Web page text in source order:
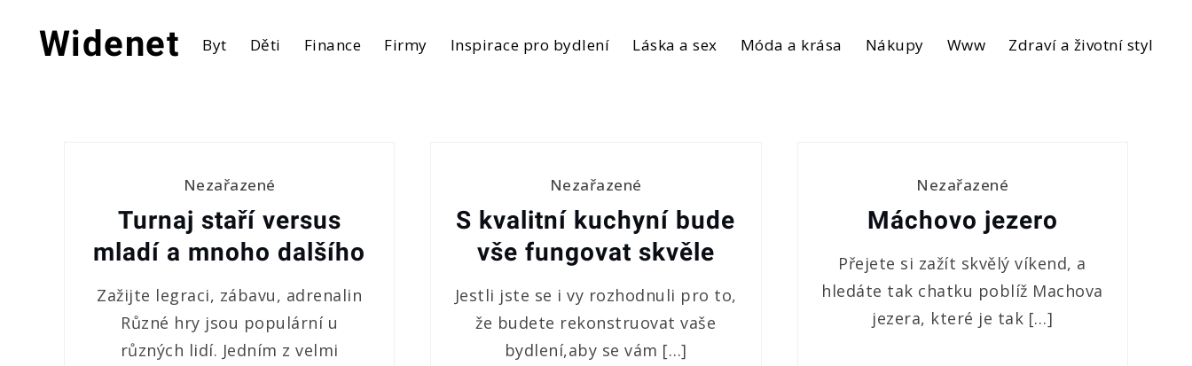
contentWidenet Byt Děti Finance Firmy Inspirace pro bydlení Láska a sex Móda a krása Nákupy Www Zdraví a životní styl
Nezařazené
Turnaj staří versus
mladí a mnoho dalšího
Zažijte legraci, zábavu, adrenalin
Různé hry jsou populární u
různých lidí. Jedním z velmi
Nezařazené
S kvalitní kuchyní bude
vše fungovat skvěle
Jestli jste se i vy rozhodnuli pro to,
že budete rekonstruovat vaše
bydlení,aby se vám […]
Nezařazené
Máchovo jezero
Přejete si zažít skvělý víkend, a
hledáte tak chatku poblíž Machova
jezera, které je tak […]